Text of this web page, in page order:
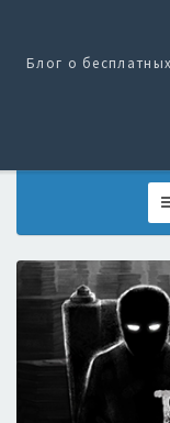
Блог о